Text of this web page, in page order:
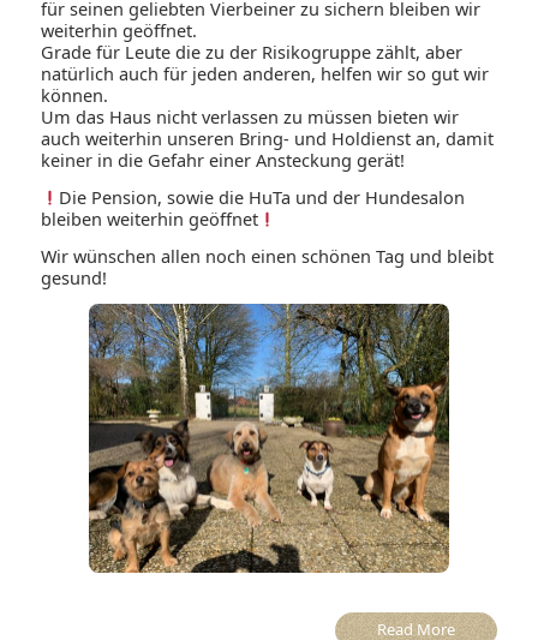
für seinen geliebten Vierbeiner zu sichern bleiben wir
weiterhin geöffnet.
Grade für Leute die zu der Risikogruppe zählt, aber
natürlich auch für jeden anderen, helfen wir so gut wir
können.
Um das Haus nicht verlassen zu müssen bieten wir
auch weiterhin unseren Bring- und Holdienst an, damit
keiner in die Gefahr einer Ansteckung gerät!
Die Pension, sowie die HuTa und der Hundesalon
bleiben weiterhin geöffnet
Wir wünschen allen noch einen schönen Tag und bleibt
gesund!
Read More